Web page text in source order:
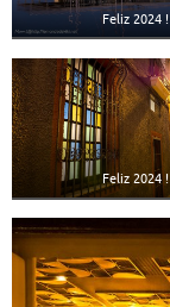
Feliz 2024 !
Feliz 2024 !